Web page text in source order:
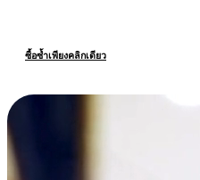
ซื้อซ้ำเพียงคลิกเดียว